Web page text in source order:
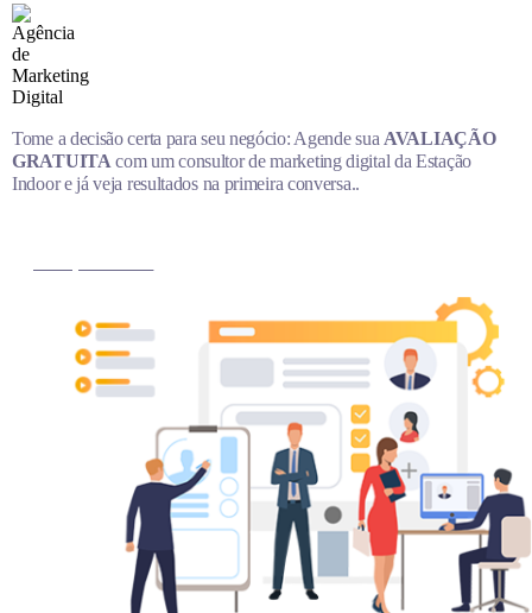
Tome a decisão certa para seu negócio: Agende suaAVALIAÇÃO
GRATUITAcom um consultor de marketing digital da Estação
Indoor e já veja resultados na primeira conversa..